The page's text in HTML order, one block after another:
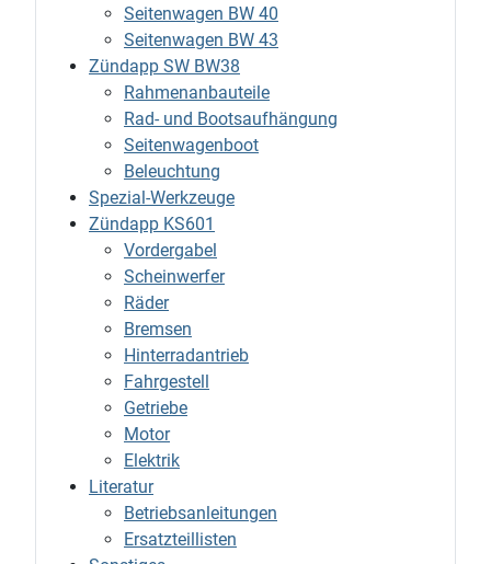
Seitenwagen BW 40
Seitenwagen BW 43
Zündapp SW BW38
Rahmenanbauteile
Rad- und Bootsaufhängung
Seitenwagenboot
Beleuchtung
Spezial-Werkzeuge
Zündapp KS601
Vordergabel
Scheinwerfer
Räder
Bremsen
Hinterradantrieb
Fahrgestell
Getriebe
Motor
Elektrik
Literatur
Betriebsanleitungen
Ersatzteillisten